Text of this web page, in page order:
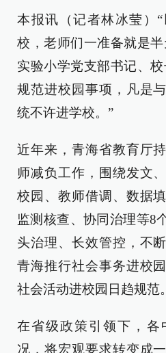
本报讯（记者林冰莹）
校，老师们一准备就是
实验小学党支部书记、
规范进校园事项，凡是
统不许进学校。”
近年来，青海省教育厅
师减负工作，围绕发文
校园、教师借调、数据
监测核查、协同治理等8
头治理、长效管控，不
青海推行社会事务进校
社会活动进校园日趋规范。
在省级政策引领下，各
况，将宏观要求转变成